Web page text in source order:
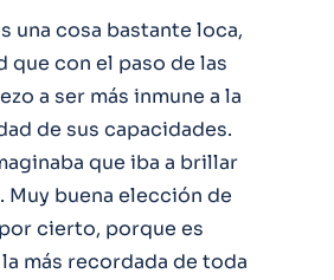
una cosa bastante loca,
que con el paso de las
a ser más inmune a la
de sus capacidades.
que iba a brillar
Muy buena elección de
cierto, porque es
más recordada de toda